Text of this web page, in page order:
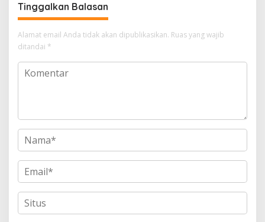
Tinggalkan Balasan
Alamat email Anda tidak akan dipublikasikan. Ruas yang wajib
ditandai *